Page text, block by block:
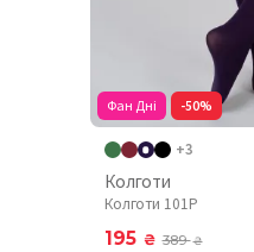
Фан Дні -50%
+3
Колготи
Колготи 101P
195 ₴ 389₴